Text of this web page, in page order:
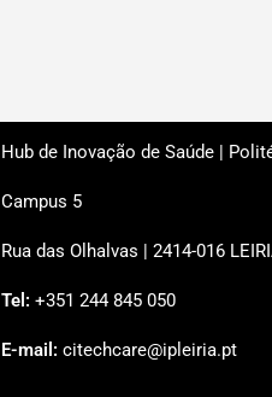
Hub de Inovação de Saúde |
Campus 5
Rua das Olhalvas | 2414-016
Tel: +351 244 845 050
E-mail: citechcare@ipleiria.pt